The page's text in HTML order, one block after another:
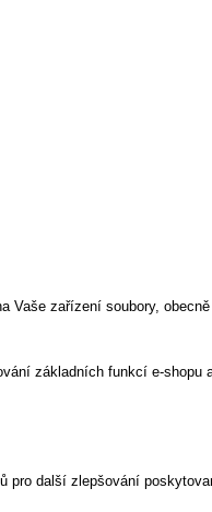
Vaše zařízení soubory,
základních funkcí e-
pro další zlepšování